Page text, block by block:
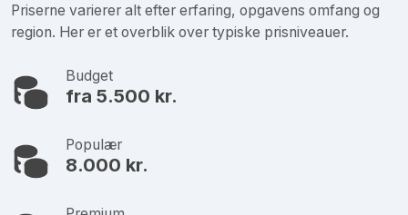
Priserne varierer alt efter erfaring, opgavens omfang og
region. Her er et overblik over typiske prisniveauer.
Budget
fra 5.500 kr.
Populær
8.000 kr.